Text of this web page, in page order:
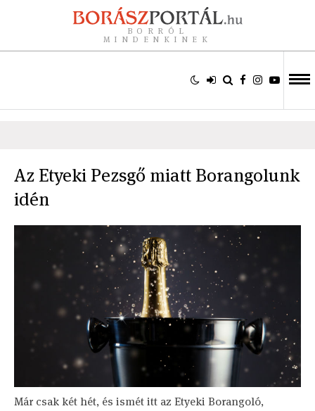
BORRÓL
MINDENKINEK
Az Etyeki Pezsgő miatt Borangolunk
idén
Már csak két hét, és ismét itt az Etyeki Borangoló,